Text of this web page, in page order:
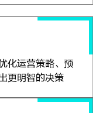
化运营策略、预
更明智的决策